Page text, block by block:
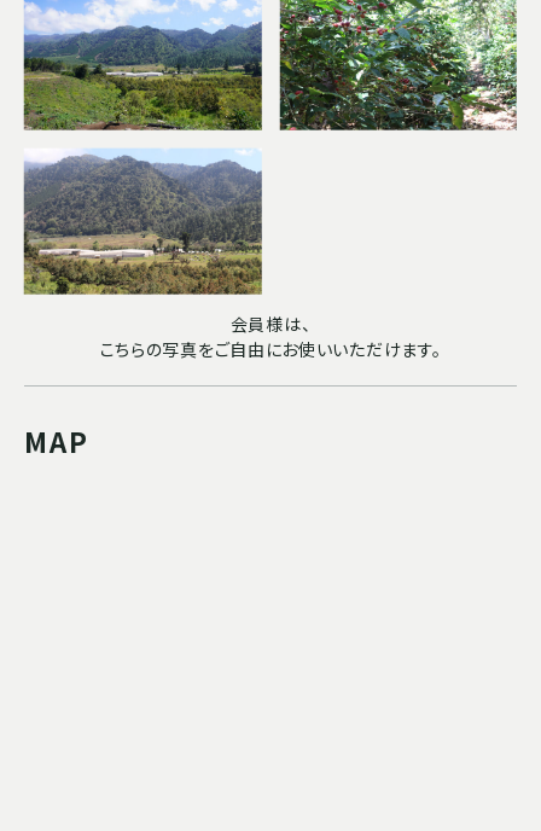
会員様は、
こちらの写真をご自由にお使いいただけます。
MAP